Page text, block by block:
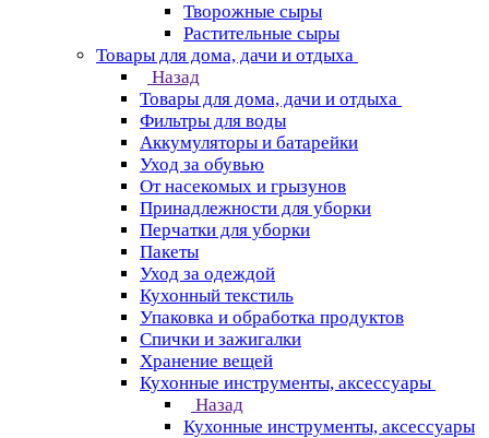
Творожные сыры
Растительные сыры
Товары для дома, дачи и отдыха
Назад
Товары для дома, дачи и отдыха
Фильтры для воды
Аккумуляторы и батарейки
Уход за обувью
От насекомых и грызунов
Принадлежности для уборки
Перчатки для уборки
Пакеты
Уход за одеждой
Кухонный текстиль
Упаковка и обработка продуктов
Спички и зажигалки
Хранение вещей
Кухонные инструменты, аксессуары
Назад
Кухонные инструменты, аксессуары